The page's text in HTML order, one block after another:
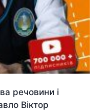
речовини і
Віктор